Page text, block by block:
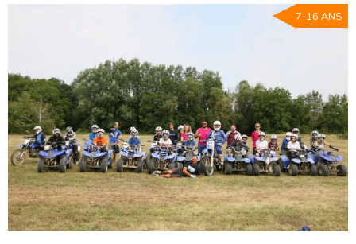
7-16 ANS